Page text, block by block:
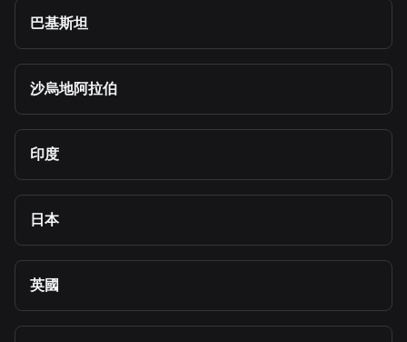
巴基斯坦
沙烏地阿拉伯
印度
日本
英國